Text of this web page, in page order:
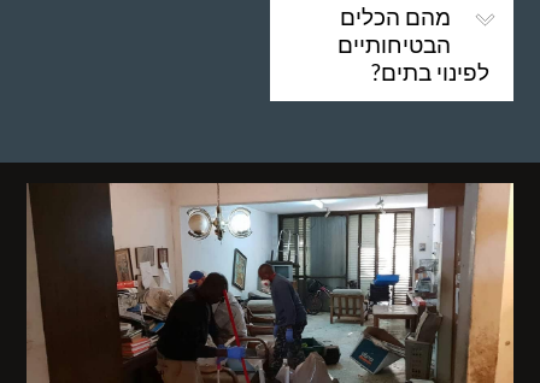
מהם הכלים
הבטיחותיים
לפינוי בתים?